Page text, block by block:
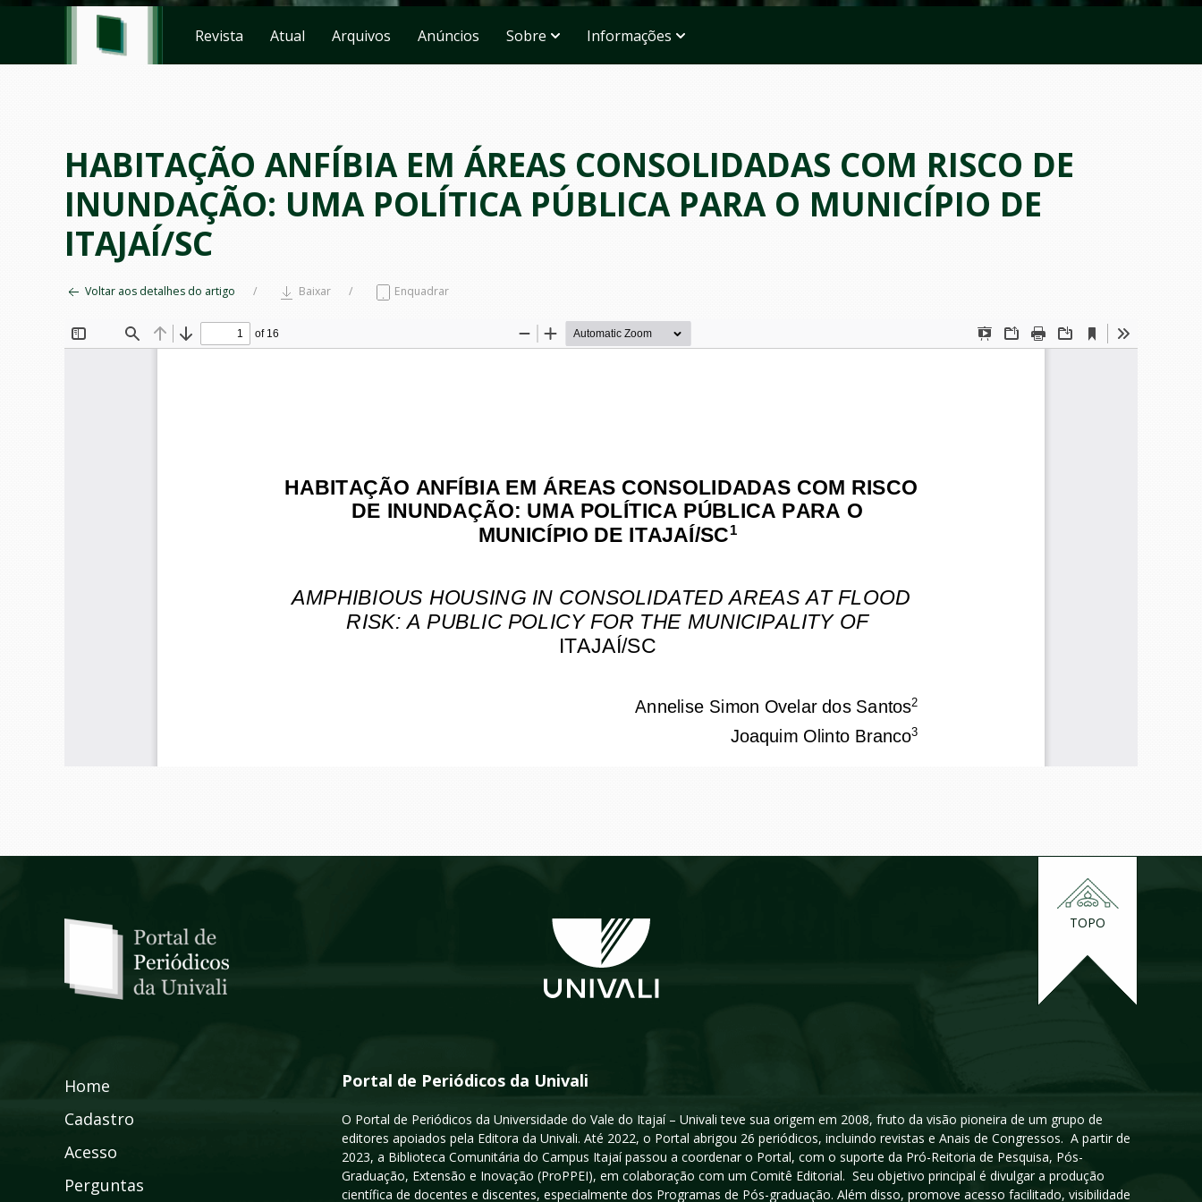
Revista Atual Arquivos Anúncios Sobre Informações
HABITAÇÃO ANFÍBIA EM ÁREAS CONSOLIDADAS COM RISCO DE
INUNDAÇÃO: UMA POLÍTICA PÚBLICA PARA O MUNICÍPIO DE
ITAJAÍ/SC
Voltar aos detalhes do artigo Baixar Enquadrar
TOPO
Home
Cadastro
Acesso
Perguntas
Portal de Periódicos da Univali
O Portal de Periódicos da Universidade do Vale do Itajaí – Univali teve sua origem em 2008, fruto da visão pioneira de um grupo de
editores apoiados pela Editora da Univali. Até 2022, o Portal abrigou 26 periódicos, incluindo revistas e Anais de Congressos. A partir de
2023, a Biblioteca Comunitária do Campus Itajaí passou a coordenar o Portal, com o suporte da Pró-Reitoria de Pesquisa, Pós-
Graduação, Extensão e Inovação (ProPPEI), em colaboração com um Comitê Editorial. Seu objetivo principal é divulgar a produção
científica de docentes e discentes, especialmente dos Programas de Pós-graduação. Além disso, promove acesso facilitado, visibilidade